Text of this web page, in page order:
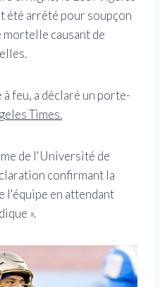
été arrêté pour soupçon
mortelle causant de
à feu, a déclaré un porte-
Times.
de l'Université de
confirmant la
l'équipe en attendant
».